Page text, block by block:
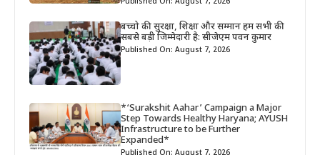
Published On: August 7, 2026
बच्चो की सुरक्षा, शिक्षा और सम्मान हम सभी की
सबसे बड़ी जिम्मेदारी है: सीजेएम पवन कुमार
Published On: August 7, 2026
*‘Surakshit Aahar’ Campaign a Major
Step Towards Healthy Haryana; AYUSH
Infrastructure to be Further
Expanded*